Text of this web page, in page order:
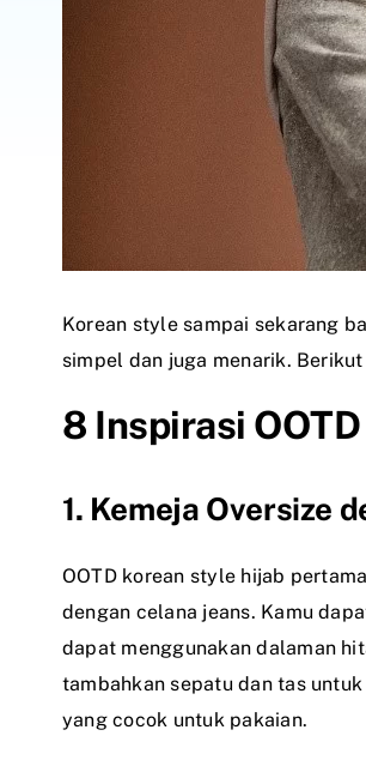
Korean style sampai sekarang
simpel dan juga menarik.
8 Inspirasi
1. Kemeja Oversize
OOTD korean style hijab
dengan celana jeans. Kamu
dapat menggunakan dalaman
tambahkan sepatu dan tas
yang cocok untuk pakaian.